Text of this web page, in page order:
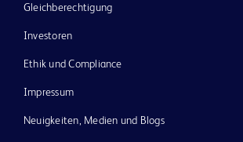
Gleichberechtigung
Investoren
Ethik und Compliance
Impressum
Neuigkeiten, Medien und Blogs